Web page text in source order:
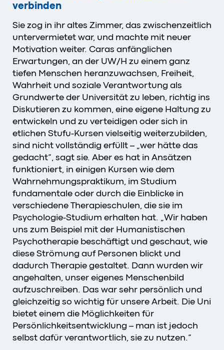
verbinden
Sie zog in ihr altes Zimmer, das zwischenzeitlich
untervermietet war, und machte mit neuer
Motivation weiter. Caras anfänglichen
Erwartungen, an der UW/H zu einem ganz
tiefen Menschen heranzuwachsen, Freiheit,
Wahrheit und soziale Verantwortung als
Grundwerte der Universität zu leben, richtig ins
Diskutieren zu kommen, eine eigene Haltung zu
entwickeln und zu verteidigen oder sich in
etlichen Stufu-Kursen vielseitig weiterzubilden,
sind nicht vollständig erfüllt – „wer hätte das
gedacht“, sagt sie. Aber es hat in Ansätzen
funktioniert, in einigen Kursen wie dem
Wahrnehmungspraktikum, im Studium
fundamentale oder durch die Einblicke in
verschiedene Therapieschulen, die sie im
Psychologie-Studium erhalten hat. „Wir haben
uns zum Beispiel mit der Humanistischen
Psychotherapie beschäftigt und geschaut, wie
diese Strömung auf Personen blickt und
dadurch Therapie gestaltet. Dann wurden wir
angehalten, unser eigenes Menschenbild
aufzuschreiben. Das war sehr persönlich und
gleichzeitig so wichtig für unsere Arbeit. Die Uni
bietet einem die Möglichkeiten für
Persönlichkeitsentwicklung – man ist jedoch
selbst dafür verantwortlich, sie zu nutzen.“